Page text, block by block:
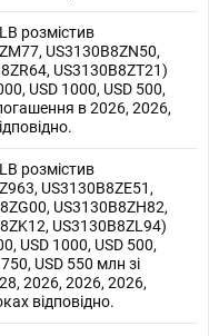
розмістив
US3130B8ZN50,
US3130B8ZT21)
USD 1000, USD 500,
в 2026, 2026,
розмістив
US3130B8ZE51,
US3130B8ZH82,
US3130B8ZL94)
USD 1000, USD 500,
USD 550 млн зі
2026, 2026, 2026,
відповідно.